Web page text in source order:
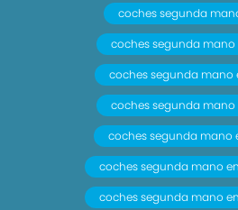
coches segunda
coches segunda
coches segunda mano
coches segunda
coches segunda mano
coches segunda mano
coches segunda mano